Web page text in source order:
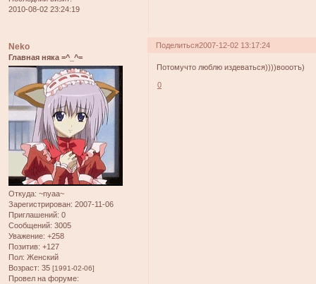
2010-08-02 23:24:19
Поделиться2007-12-02 13:17:24
Neko
Главная няка =^_^=
Откуда: ~nyaa~
Зарегистрирован: 2007-11-06
Приглашений: 0
Сообщений: 3005
Уважение: +258
Позитив: +127
Пол: Женский
Возраст: 35 [1991-02-06]
Провел на форуме:
Потомучто люблю издеваться))))вооотъ)
0